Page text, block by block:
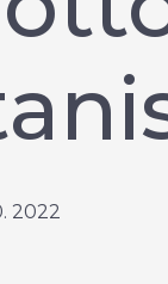
2022